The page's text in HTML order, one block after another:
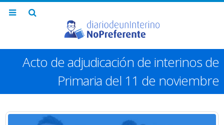
Acto de adjudicación de interinos de
Primaria del 11 de noviembre